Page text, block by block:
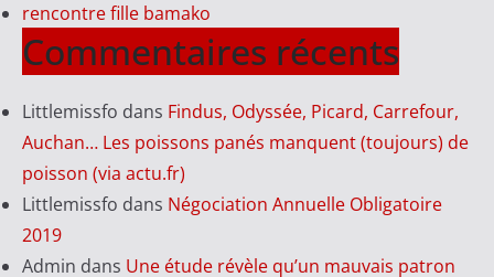
rencontre fille bamako
Commentaires récents
Littlemissfo dans Findus, Odyssée, Picard, Carrefour,
Auchan… Les poissons panés manquent (toujours) de
poisson (via actu.fr)
Littlemissfo dans Négociation Annuelle Obligatoire
2019
Admin dans Une étude révèle qu’un mauvais patron